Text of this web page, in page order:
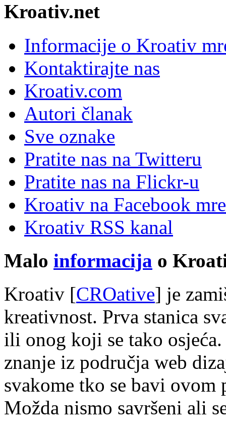
Kroativ.net
Informacije o Kroativ
Kontaktirajte nas
Kroativ.com
Autori članak
Sve oznake
Pratite nas na Twitteru
Pratite nas na Flickr-u
Kroativ na Facebook
Kroativ RSS kanal
Malo informacija o
Kroativ [CROative] je
kreativnost. Prva stanica
ili onog koji se tako
znanje iz područja web
svakome tko se bavi
Možda nismo savršeni ali